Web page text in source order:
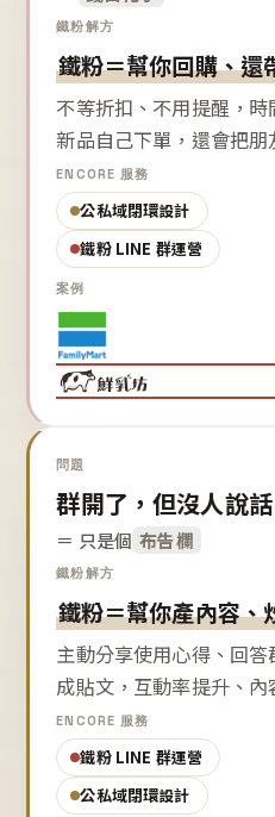
鐵粉解方
鐵粉＝幫你回購、還
不等折扣、不用提醒，
新品自己下單，還會把朋
ENCORE 服務
公私域閉環設計
鐵粉 LINE 群運營
案例
問題
群開了，但沒人說話
＝ 只是個 布告欄
鐵粉解方
鐵粉＝幫你產內容、
主動分享使用心得、回
成貼文，互動率提升、內
ENCORE 服務
鐵粉 LINE 群運營
公私域閉環設計